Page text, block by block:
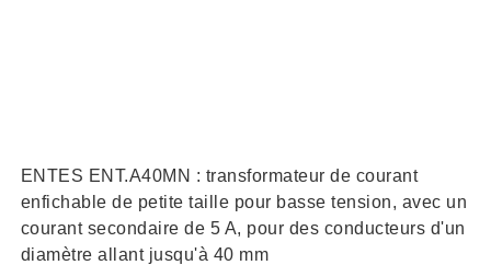
ENTES ENT.A40MN : transformateur de courant
enfichable de petite taille pour basse tension, avec un
courant secondaire de 5 A, pour des conducteurs d'un
diamètre allant jusqu'à 40 mm